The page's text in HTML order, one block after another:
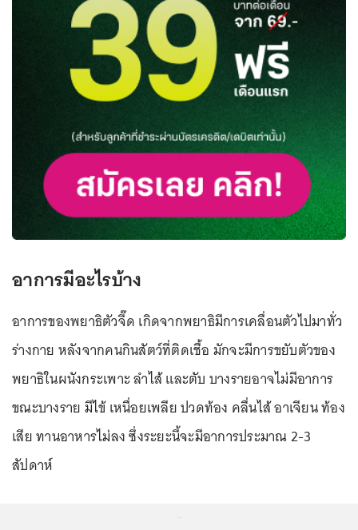
อาการมีอะไรบ้าง
อาการของพยาธิตัวจี๊ด เกิดจากพยาธิมีการเคลื่อนตัวไปมาทั่ว
ร่างกาย หลังจากคนกินสัตว์ที่ติดเชื้อ มักจะมีการขยับตัวของ
พยาธิในผนังกระเพาะ ลำไส้ และตับ บางรายอาจไม่มีอาการ
ขณะบางราย มีไข้ เหนื่อยเพลีย ปวดท้อง คลื่นไส้ อาเจียน ท้อง
เสีย ทานอาหารไม่ลง ซึ่งระยะนี้จะมีอาการประมาณ 2-3
สัปดาห์